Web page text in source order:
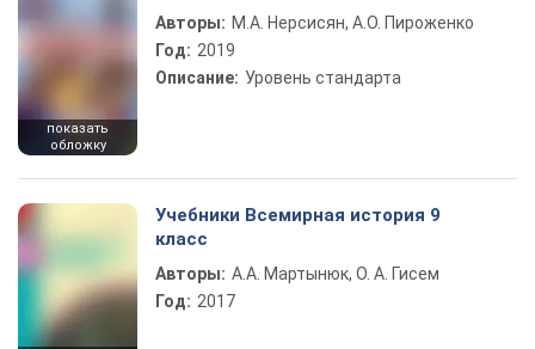
показать
обложку
Авторы: М.А. Нерсисян, А.О. Пироженко
Год: 2019
Описание: Уровень стандарта
Учебники Всемирная история 9
класс
Авторы: А.А. Мартынюк, О. А. Гисем
Год: 2017